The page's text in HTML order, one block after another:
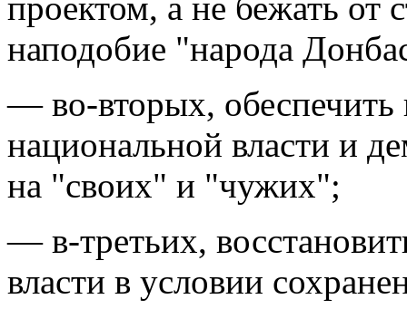
проектом, а не бежать от
наподобие "народа
— во-вторых, обеспечить
национальной власти и
на "своих" и "чужих";
— в-третьих,
власти в условии